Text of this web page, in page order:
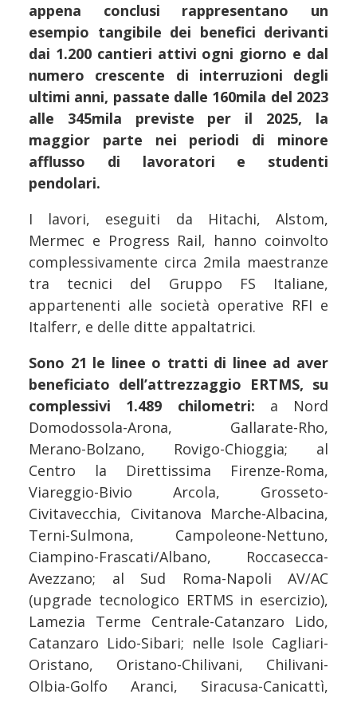
appena conclusi rappresentano un
esempio tangibile dei benefici derivanti
dai 1.200 cantieri attivi ogni giorno e dal
numero crescente di interruzioni degli
ultimi anni, passate dalle 160mila del 2023
alle 345mila previste per il 2025, la
maggior parte nei periodi di minore
afflusso di lavoratori e studenti
pendolari.
I lavori, eseguiti da Hitachi, Alstom,
Mermec e Progress Rail, hanno coinvolto
complessivamente circa 2mila maestranze
tra tecnici del Gruppo FS Italiane,
appartenenti alle società operative RFI e
Italferr, e delle ditte appaltatrici.
Sono 21 le linee o tratti di linee ad aver
beneficiato dell’attrezzaggio ERTMS, su
complessivi 1.489 chilometri: a Nord
Domodossola-Arona, Gallarate-Rho,
Merano-Bolzano, Rovigo-Chioggia; al
Centro la Direttissima Firenze-Roma,
Viareggio-Bivio Arcola, Grosseto-
Civitavecchia, Civitanova Marche-Albacina,
Terni-Sulmona, Campoleone-Nettuno,
Ciampino-Frascati/Albano, Roccasecca-
Avezzano; al Sud Roma-Napoli AV/AC
(upgrade tecnologico ERTMS in esercizio),
Lamezia Terme Centrale-Catanzaro Lido,
Catanzaro Lido-Sibari; nelle Isole Cagliari-
Oristano, Oristano-Chilivani, Chilivani-
Olbia-Golfo Aranci, Siracusa-Canicattì,